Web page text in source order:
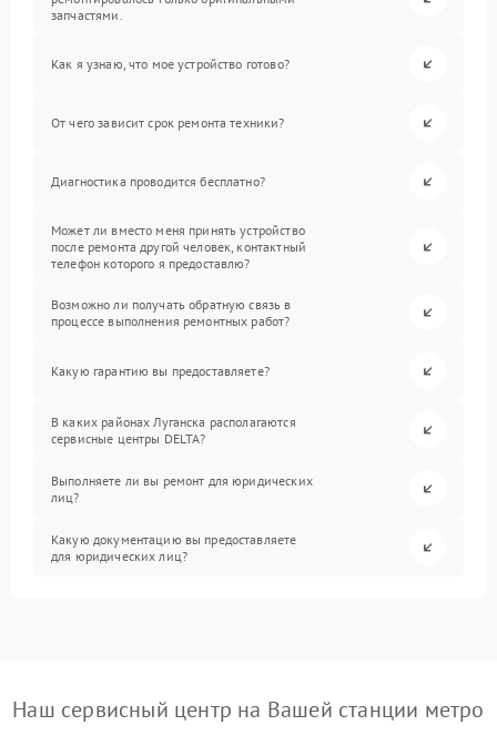
запчастями.
Как я узнаю, что мое устройство готово?
От чего зависит срок ремонта техники?
Диагностика проводится бесплатно?
Может ли вместо меня принять устройство
после ремонта другой человек, контактный
телефон которого я предоставлю?
Возможно ли получать обратную связь в
процессе выполнения ремонтных работ?
Какую гарантию вы предоставляете?
В каких районах Луганска располагаются
сервисные центры DELTA?
Выполняете ли вы ремонт для юридических
лиц?
Какую документацию вы предоставляете
для юридических лиц?
Наш сервисный центр на Вашей станции метро